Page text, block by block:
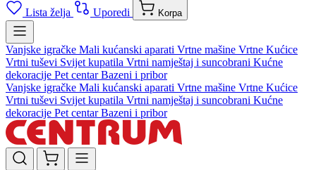
Lista želja Uporedi Korpa
Vanjske igračke Mali kućanski aparati Vrtne mašine Vrtne Kućice
Vrtni tuševi Svijet kupatila Vrtni namještaj i suncobrani Kućne
dekoracije Pet centarBazeni i pribor
Vanjske igračke Mali kućanski aparati Vrtne mašine Vrtne Kućice
Vrtni tuševi Svijet kupatila Vrtni namještaj i suncobrani Kućne
dekoracije Pet centarBazeni i pribor